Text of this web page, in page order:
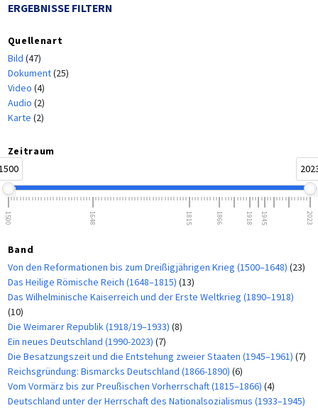
ERGEBNISSE FILTERN
Quellenart
Bild (47)
Dokument(25)
Video (4)
Audio (2)
Karte (2)
Zeitraum
1500 1648 1815 1866 1918 1945 2023
Band
Von den Reformationen bis zum Dreißigjährigen Krieg (1500–1648) (23)
Das Heilige Römische Reich (1648–1815) (13)
Das Wilhelminische Kaiserreich und der Erste Weltkrieg (1890–1918)
(10)
Die Weimarer Republik (1918/19–1933) (8)
Ein neues Deutschland (1990-2023) (7)
Die Besatzungszeit und die Entstehung zweier Staaten (1945–1961) (7)
Reichsgründung: Bismarcks Deutschland (1866-1890) (6)
Vom Vormärz bis zur Preußischen Vorherrschaft (1815–1866) (4)
Deutschland unter der Herrschaft des Nationalsozialismus (1933–1945)